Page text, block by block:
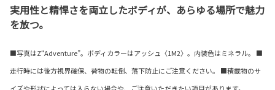
実用性と精悍さを両立したボディが、あらゆる場所で魅力
を放つ。
■写真はZ“Adventure”。ボディカラーはアッシュ〈1M2〉。内装色はミネラル。 ■
走行時には後方視界確保、荷物の転倒、落下防止にご注意ください。 ■積載物のサ